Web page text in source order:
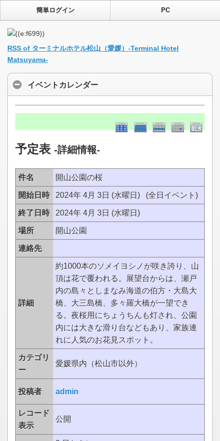
簡単ログイン PC
RSS of ターミナルホテル松山（愛媛）-Terminal Hotel
Matsuyama-
イベントカレンダー
予定表 -詳細情報-
件名 開山公園の桜
開始日時 2024年 4月 3日 (水曜日) (全日イベント)
終了日時 2024年 4月 3日 (水曜日)
場所 開山公園
連絡先
詳細
約1000本のソメイヨシノが咲き誇り、山
頂は花で覆われる。展望台からは、瀬戸
内の島々としまなみ海道の伯方・大島大
橋、大三島橋、多々羅大橋が一望でき
る。夜桜用にちょうちんも灯され、公園
内には大きな滑り台などもあり、家族連
れに人気のお花見スポット。
カテゴリ
ー
愛媛県内（松山市以外）
投稿者 admin
レコード
表示
公開